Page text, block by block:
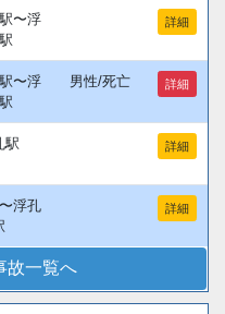
〜浮
詳細
〜浮
男性/死亡 詳細
駅 詳細
浮孔
詳細
故一覧へ